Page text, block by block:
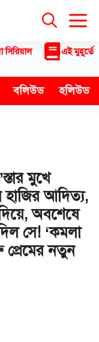
সিরিয়াল এই মুহূর্তে
বলিউড হলিউড
মুখে
হাজির আদিত্য,
অবশেষে
সে! ‘কমলা
নতুন